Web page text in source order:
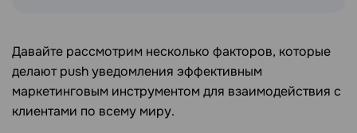
Давайте рассмотрим несколько факторов, которые
делают push уведомления эффективным
маркетинговым инструментом для взаимодействия с
клиентами по всему миру.